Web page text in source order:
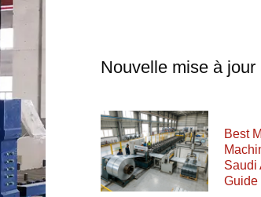
Nouvelle mise à jour
Best
Saudi
Guide